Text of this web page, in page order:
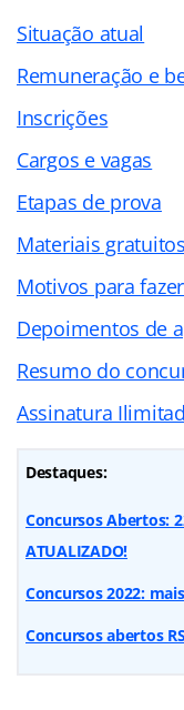
Situação atual
Remuneração e
Inscrições
Cargos e vagas
Etapas de prova
Materiais gratuitos
Motivos para
Depoimentos de
Resumo do
Assinatura
Destaques:
Concursos Abertos:
ATUALIZADO!
Concursos 2022:
Concursos abertos